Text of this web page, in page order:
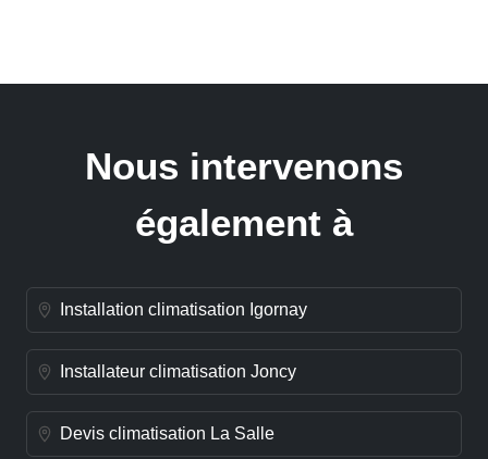
Nous intervenons
également à
Installation climatisation Igornay
Installateur climatisation Joncy
Devis climatisation La Salle